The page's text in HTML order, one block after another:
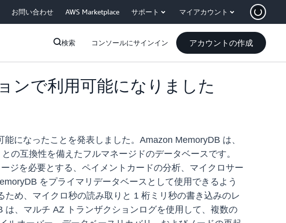
お問い合わせ AWS Marketplace サポート マイアカウント
検索 コンソールにサインイン アカウントの作成
ンで利用可能になりました
になったことを発表しました。Amazon MemoryDB は、
の互換性を備えたフルマネージドのデータベースです。
ジを必要とする、ペイメントカードの分析、マイクロサー
をプライマリデータベースとして使用できるよう
め、マイクロ秒の読み取りと 1 桁ミリ秒の書き込みのレ
、マルチ AZ トランザクションログを使用して、複数の